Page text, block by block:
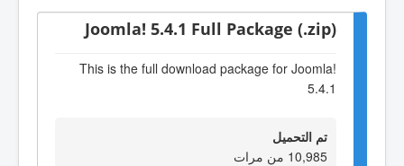
Joomla! 5.4.1 Full Package (.zip)
This is the full download package for Joomla!
5.4.1
تم التحميل
10,985 من مرات